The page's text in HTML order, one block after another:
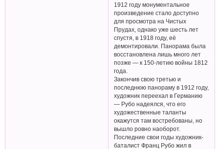
1912 году монументальное
произведение стало доступно
для просмотра на Чистых
Прудах, однако уже шесть лет
спустя, в 1918 году, её
демонтировали. Панорама была
восстановлена лишь много лет
позже — к 150-летию войны 1812
года.
Закончив свою третью и
последнюю панораму в 1912 году,
художник переехал в Германию
— Рубо надеялся, что его
художественные таланты
окажутся там востребованы, но
вышло ровно наоборот.
Последние свои годы художник-
баталист Франц Рубо жил в